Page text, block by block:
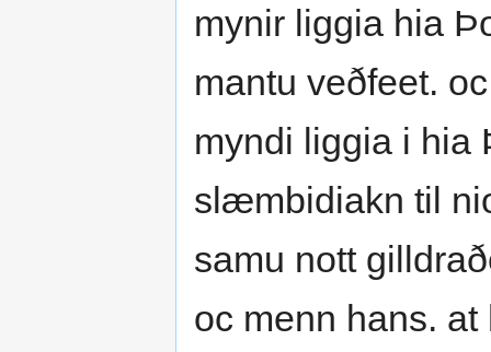
mynir liggia hia
mantu veðfeet.
myndi liggia i hia
slæmbidiakn til
samu nott
oc menn hans.